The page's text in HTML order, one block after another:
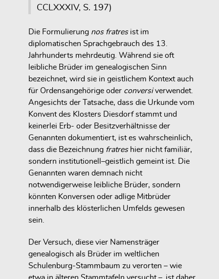
CCLXXXIV, S. 197)
Die Formulierung nos fratresist im
diplomatischen Sprachgebrauch des 13.
Jahrhunderts mehrdeutig. Während sie oft
leibliche Brüder im genealogischen Sinn
bezeichnet, wird sie in geistlichem Kontext auch
für Ordensangehörige oder conversiverwendet.
Angesichts der Tatsache, dass die Urkunde vom
Konvent des Klosters Diesdorfstammt und
keinerlei Erb- oder Besitzverhältnisse der
Genannten dokumentiert, ist es wahrscheinlich,
dass die Bezeichnung fratres hier nicht familiär,
sondern institutionell–geistlich gemeint ist. Die
Genannten waren demnach nicht
notwendigerweise leibliche Brüder, sondern
könnten Konversen oder adlige Mitbrüder
innerhalb des klösterlichen Umfelds gewesen
sein.
Der Versuch, diese vier Namensträger
genealogisch als Brüder im weltlichen
Schulenburg-Stammbaum zu verorten – wie